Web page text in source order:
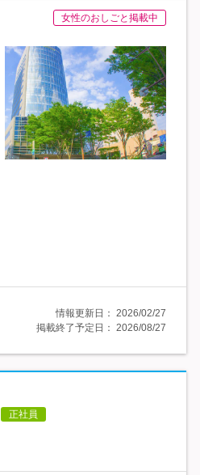
女性のおしごと掲載中
情報更新日： 2026/02/27
掲載終了予定日： 2026/08/27
正社員